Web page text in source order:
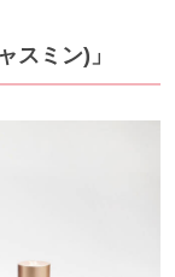
スミン)」